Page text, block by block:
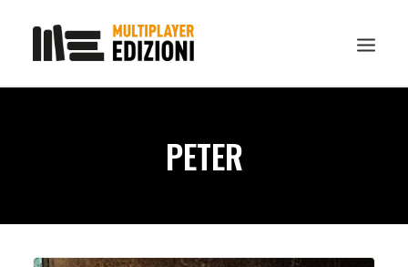
GADGET
NEWS
PETER